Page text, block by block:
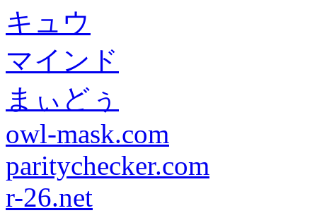
キュウ
マインド
まぃどぅ
owl-mask.com
paritychecker.com
r-26.net